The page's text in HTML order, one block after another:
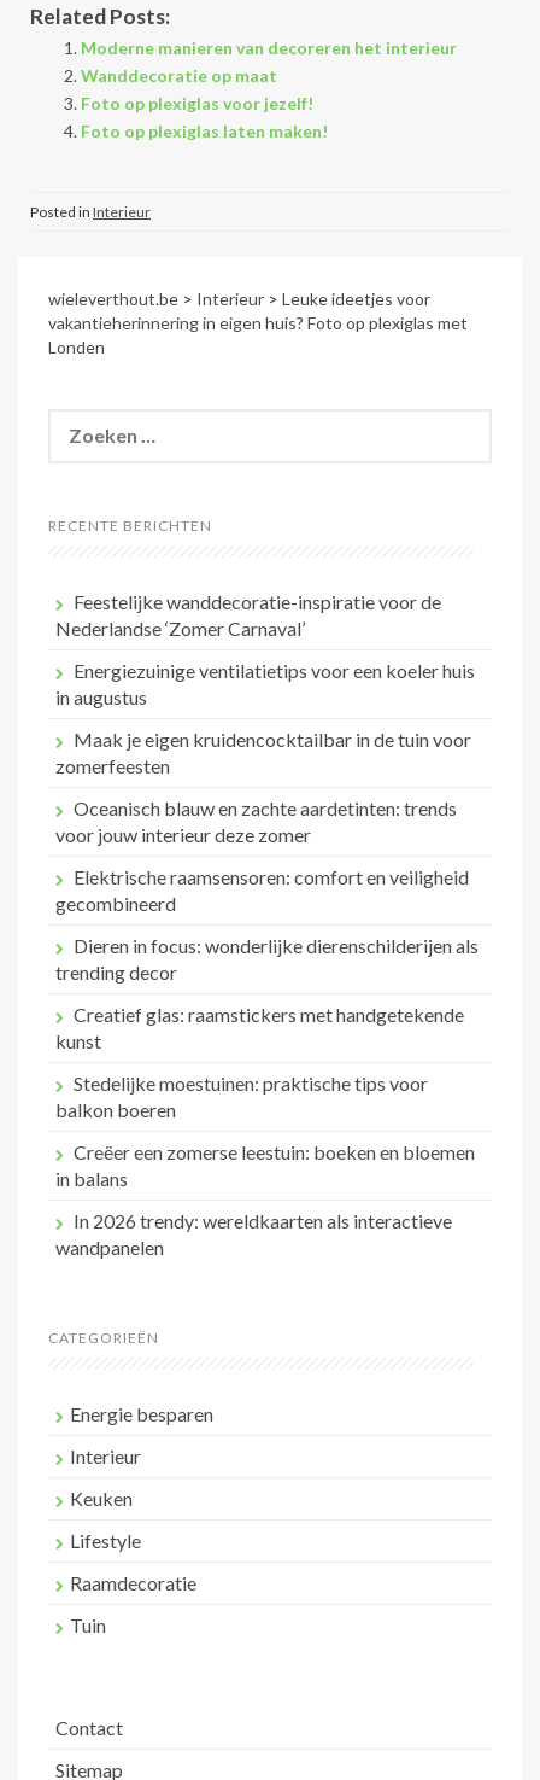
Related Posts:
Moderne manieren van decoreren het interieur
Wanddecoratie op maat
Foto op plexiglas voor jezelf!
Foto op plexiglas laten maken!
Posted in Interieur
wieleverthout.be > Interieur > Leuke ideetjes voor
vakantieherinnering in eigen huis? Foto op plexiglas met
Londen
naar:
RECENTE BERICHTEN
Feestelijke wanddecoratie-inspiratie voor de
Nederlandse ‘Zomer Carnaval’
Energiezuinige ventilatietips voor een koeler huis
in augustus
Maak je eigen kruidencocktailbar in de tuin voor
zomerfeesten
Oceanisch blauw en zachte aardetinten: trends
voor jouw interieur deze zomer
Elektrische raamsensoren: comfort en veiligheid
gecombineerd
Dieren in focus: wonderlijke dierenschilderijen als
trending decor
Creatief glas: raamstickers met handgetekende
kunst
Stedelijke moestuinen: praktische tips voor
balkon boeren
Creëer een zomerse leestuin: boeken en bloemen
in balans
In 2026 trendy: wereldkaarten als interactieve
wandpanelen
CATEGORIEËN
Energie besparen
Interieur
Keuken
Lifestyle
Raamdecoratie
Tuin
Contact
Sitemap